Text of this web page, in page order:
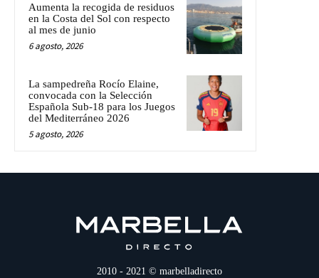
Aumenta la recogida de residuos
en la Costa del Sol con respecto
al mes de junio
6 agosto, 2026
La sampedreña Rocío Elaine,
convocada con la Selección
Española Sub-18 para los Juegos
del Mediterráneo 2026
5 agosto, 2026
2010 - 2021 © marbelladirecto